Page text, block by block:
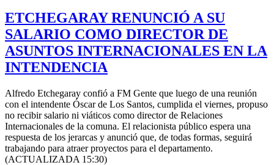
ETCHEGARAY RENUNCIÓ A SU
SALARIO COMO DIRECTOR DE
ASUNTOS INTERNACIONALES EN LA
INTENDENCIA
Alfredo Etchegaray confió a FM Gente que luego de una reunión
con el intendente Óscar de Los Santos, cumplida el viernes, propuso
no recibir salario ni viáticos como director de Relaciones
Internacionales de la comuna. El relacionista público espera una
respuesta de los jerarcas y anunció que, de todas formas, seguirá
trabajando para atraer proyectos para el departamento.
(ACTUALIZADA 15:30)